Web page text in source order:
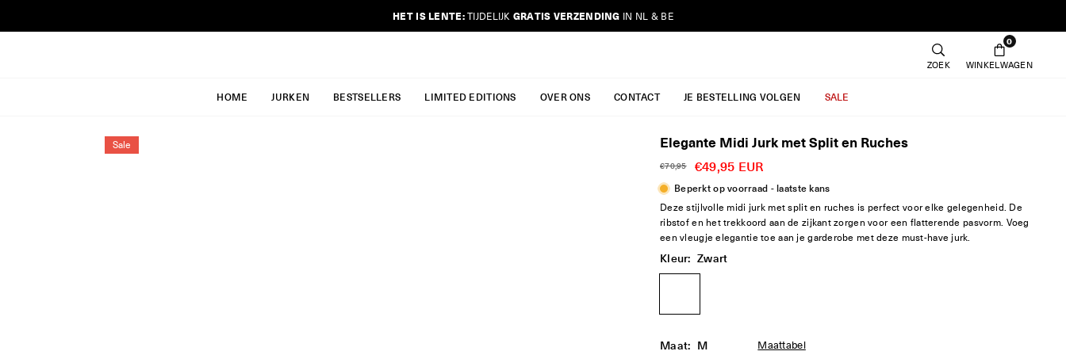
HET IS LENTE:TIJDELIJK GRATIS VERZENDING IN NL & BE
ZOEK
0
WINKELWAGEN
HOME JURKEN BESTSELLERS LIMITED EDITIONS OVER ONS CONTACT JE BESTELLING VOLGEN SALE
Sale Elegante Midi Jurk met Split en Ruches
Reguliere
prijs
€70,95 €49,95 EUR
Beperkt op voorraad - laatste kans
Deze stijlvolle midi jurk met split en ruches is perfect voor elke gelegenheid. De
ribstof en het trekkoord aan de zijkant zorgen voor een flatterende pasvorm. Voeg
een vleugje elegantie toe aan je garderobe met deze must-have jurk.
Kleur: Zwart
Maat: M Maattabel